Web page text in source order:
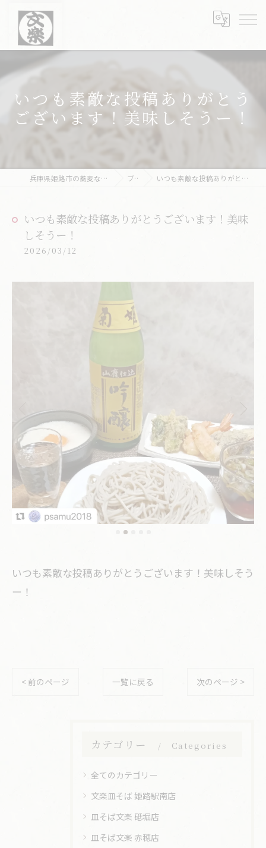
いつも素敵な投稿ありがとう
ございます！美味しそうー！
兵庫県姫路市の蕎麦なら文楽皿そば 姫路駅南店 ブログ いつも素敵な投稿ありがとうございます！美味しそうー！
いつも素敵な投稿ありがとうございます！美味
しそうー！
2026/03/12
いつも素敵な投稿ありがとうございます！美味しそう
ー！
< 前のページ 一覧に戻る 次のページ >
カテゴリー Categories
全てのカテゴリー
文楽皿そば 姫路駅南店
皿そば文楽 砥堀店
皿そば文楽 赤穂店